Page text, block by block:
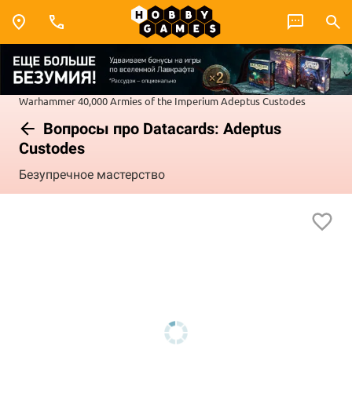
Warhammer 40,000Armies of the ImperiumAdeptus Custodes
Вопросы про Datacards: Adeptus
Custodes
Безупречное мастерство